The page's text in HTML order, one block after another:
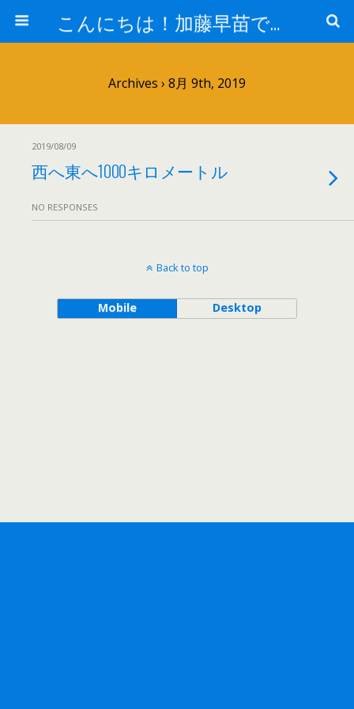
こんにちは！加藤早苗です。
Archives › 8月 9th, 2019
2019/08/09
西へ東へ1000キロメートル
NO RESPONSES
Back to top
Mobile Desktop